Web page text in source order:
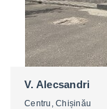
V. Alecsandri
Centru, Chișinău